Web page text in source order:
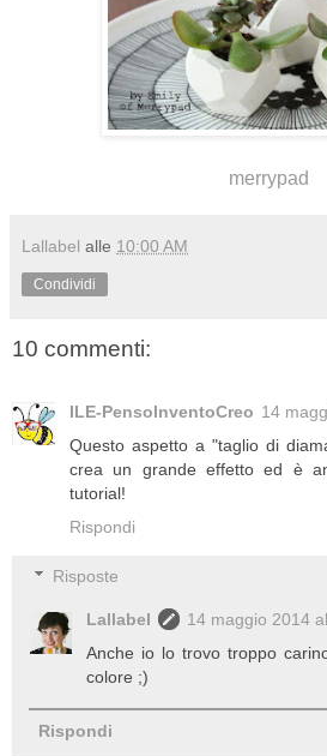
merrypad
Lallabel alle 10:00 AM
Condividi
10 commenti:
ILE-PensoInventoCreo 14
Questo aspetto a "taglio di
crea un grande effetto ed è
tutorial!
Rispondi
Risposte
Lallabel
14 maggio 2014
Anche io lo trovo troppo
colore ;)
Rispondi